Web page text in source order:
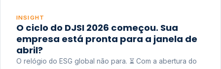
INSIGHT
O ciclo do DJSI 2026 começou. Sua
empresa está pronta para a janela de
abril?
O relógio do ESG global não para. ⏳ Com a abertura do